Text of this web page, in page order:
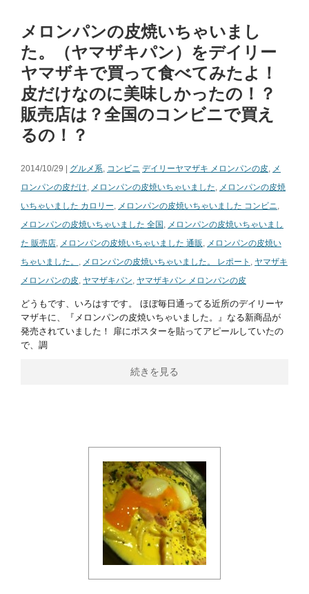
メロンパンの皮焼いちゃいまし
た。（ヤマザキパン）をデイリー
ヤマザキで買って食べてみたよ！
皮だけなのに美味しかったの！？
販売店は？全国のコンビニで買え
るの！？
2014/10/29 | グルメ系, コンビニ デイリーヤマザキ メロンパンの皮, メ
ロンパンの皮だけ, メロンパンの皮焼いちゃいました, メロンパンの皮焼
いちゃいました カロリー, メロンパンの皮焼いちゃいました コンビニ,
メロンパンの皮焼いちゃいました 全国, メロンパンの皮焼いちゃいまし
た 販売店, メロンパンの皮焼いちゃいました 通販, メロンパンの皮焼い
ちゃいました。 , メロンパンの皮焼いちゃいました。 レポート , ヤマザキ
メロンパンの皮, ヤマザキパン, ヤマザキパン メロンパンの皮
どうもです、いろはすです。 ほぼ毎日通ってる近所のデイリーヤ
マザキに、『メロンパンの皮焼いちゃいました。』なる新商品が
発売されていました！ 扉にポスターを貼ってアピールしていたの
で、調
続きを見る